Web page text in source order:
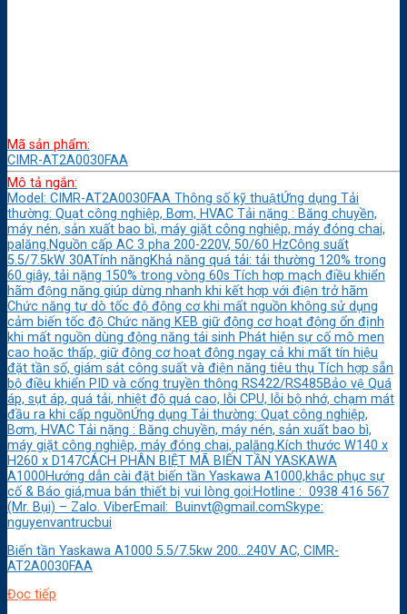
Mã sản phẩm:
CIMR-AT2A0030FAA
Mô tả ngắn:
Model: CIMR-AT2A0030FAA Thông số kỹ thuậtỨng dụng Tải
thường: Quạt công nghiệp, Bơm, HVAC Tải nặng : Băng chuyền,
máy nén, sản xuất bao bì, máy giặt công nghiệp, máy đóng chai,
palăng.Nguồn cấp AC 3 pha 200-220V, 50/60 HzCông suất
5.5/7.5kW 30ATính năngKhả năng quá tải: tải thường 120% trong
60 giây, tải nặng 150% trong vòng 60s Tích hợp mạch điều khiển
hãm động năng giúp dừng nhanh khi kết hợp với điện trở hãm
Chức năng tự dò tốc độ động cơ khi mất nguồn không sử dụng
cảm biến tốc độ Chức năng KEB giữ động cơ hoạt động ổn định
khi mất nguồn dùng động năng tái sinh Phát hiện sự cố mô men
cao hoặc thấp, giữ động cơ hoạt động ngay cả khi mất tín hiệu
đặt tần số, giám sát công suất và điện năng tiêu thụ Tích hợp sẵn
bộ điều khiển PID và cổng truyền thông RS422/RS485Bảo vệ Quá
áp, sụt áp, quá tải, nhiệt độ quá cao, lỗi CPU, lỗi bộ nhớ, chạm mát
đầu ra khi cấp nguồnỨng dụng Tải thường: Quạt công nghiệp,
Bơm, HVAC Tải nặng : Băng chuyền, máy nén, sản xuất bao bì,
máy giặt công nghiệp, máy đóng chai, palăng.Kích thước W140 x
H260 x D147CÁCH PHÂN BIỆT MÃ BIẾN TẦN YASKAWA
A1000Hướng dẫn cài đặt biến tần Yaskawa A1000,khắc phục sự
cố & Báo giá,mua bán thiết bị vui lòng gọi:Hotline : 0938 416 567
(Mr. Bụi) – Zalo. ViberEmail: Buinvt@gmail.comSkype:
nguyenvantrucbui
Biến tần Yaskawa A1000 5.5/7.5kw 200…240V AC, CIMR-
AT2A0030FAA
Đọc tiếp